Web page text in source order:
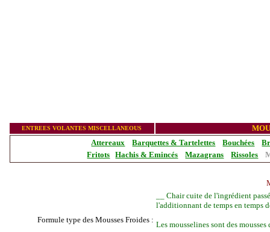
ENTREES VOLANTES MISCELLANEOUS
Attereaux
Barquettes & Tartelettes Bouchées
Fritots
Hachis & Emincés Mazagrans Rissoles
Formule type des Mousses Froides :
Chair cuite de l'ingrédient
l'additionnant de temps en temps
Les mousselines sont des